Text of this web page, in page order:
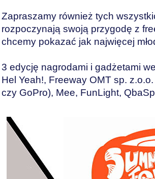
Zapraszamy również tych
rozpoczynają swoją przygodę z
chcemy pokazać jak najwięcej
3 edycję nagrodami i gadżetami
Hel Yeah!, Freeway OMT sp.
czy GoPro), Mee, FunLight,